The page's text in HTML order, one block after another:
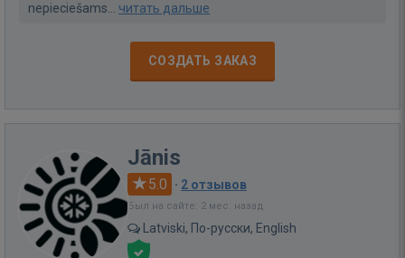
nepieciešams... читать дальше
СОЗДАТЬ ЗАКАЗ
Jānis
5.0 · 2 отзывов
Был на сайте: 2 мес. назад
Latviski, По-русски, English